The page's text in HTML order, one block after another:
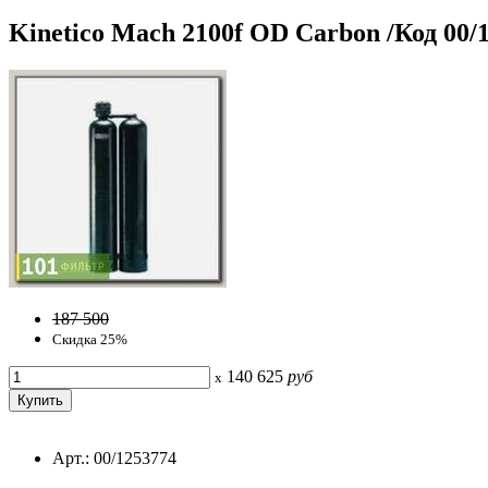
Kinetico Mach 2100f OD Carbon /Код 00/
187 500
Скидка 25%
x 140 625 руб
Арт.: 00/1253774